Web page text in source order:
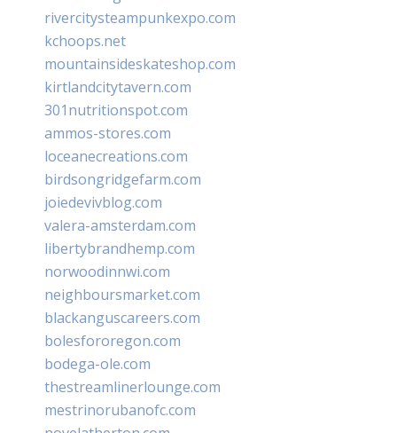
rivercitysteampunkexpo.com
kchoops.net
mountainsideskateshop.com
kirtlandcitytavern.com
301nutritionspot.com
ammos-stores.com
loceanecreations.com
birdsongridgefarm.com
joiedevivblog.com
valera-amsterdam.com
libertybrandhemp.com
norwoodinnwi.com
neighboursmarket.com
blackanguscareers.com
bolesfororegon.com
bodega-ole.com
thestreamlinerlounge.com
mestrinorubanofc.com